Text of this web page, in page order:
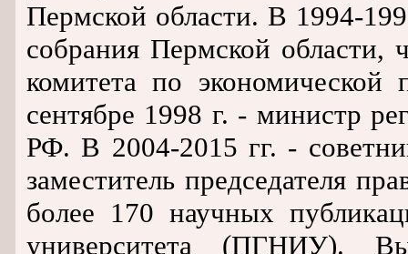
Пермской области. В 1994-
собрания Пермской области,
комитета по
сентябре 1998 г. - министр
РФ. В 2004-2015 гг. -
заместитель председателя
более 170 научных
университета (ПГНИУ).